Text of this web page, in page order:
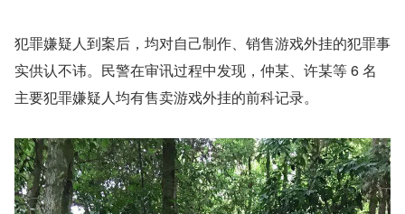
犯罪嫌疑人到案后，均对自己制作、销售游戏外挂的犯罪事
实供认不讳。民警在审讯过程中发现，仲某、许某等 6 名
主要犯罪嫌疑人均有售卖游戏外挂的前科记录。